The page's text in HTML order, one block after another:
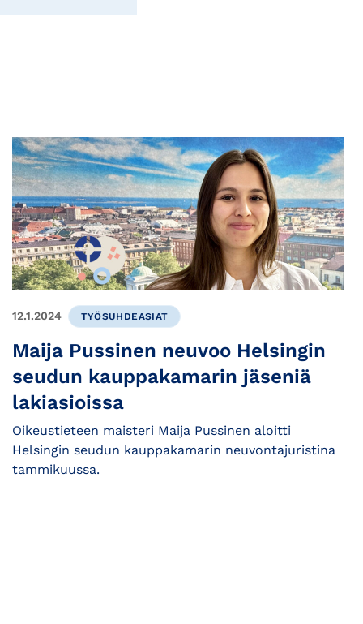
12.1.2024 TYÖSUHDEASIAT
Maija Pussinen neuvoo Helsingin
seudun kauppakamarin jäseniä
lakiasioissa
Oikeustieteen maisteri Maija Pussinen aloitti
Helsingin seudun kauppakamarin neuvontajuristina
tammikuussa.